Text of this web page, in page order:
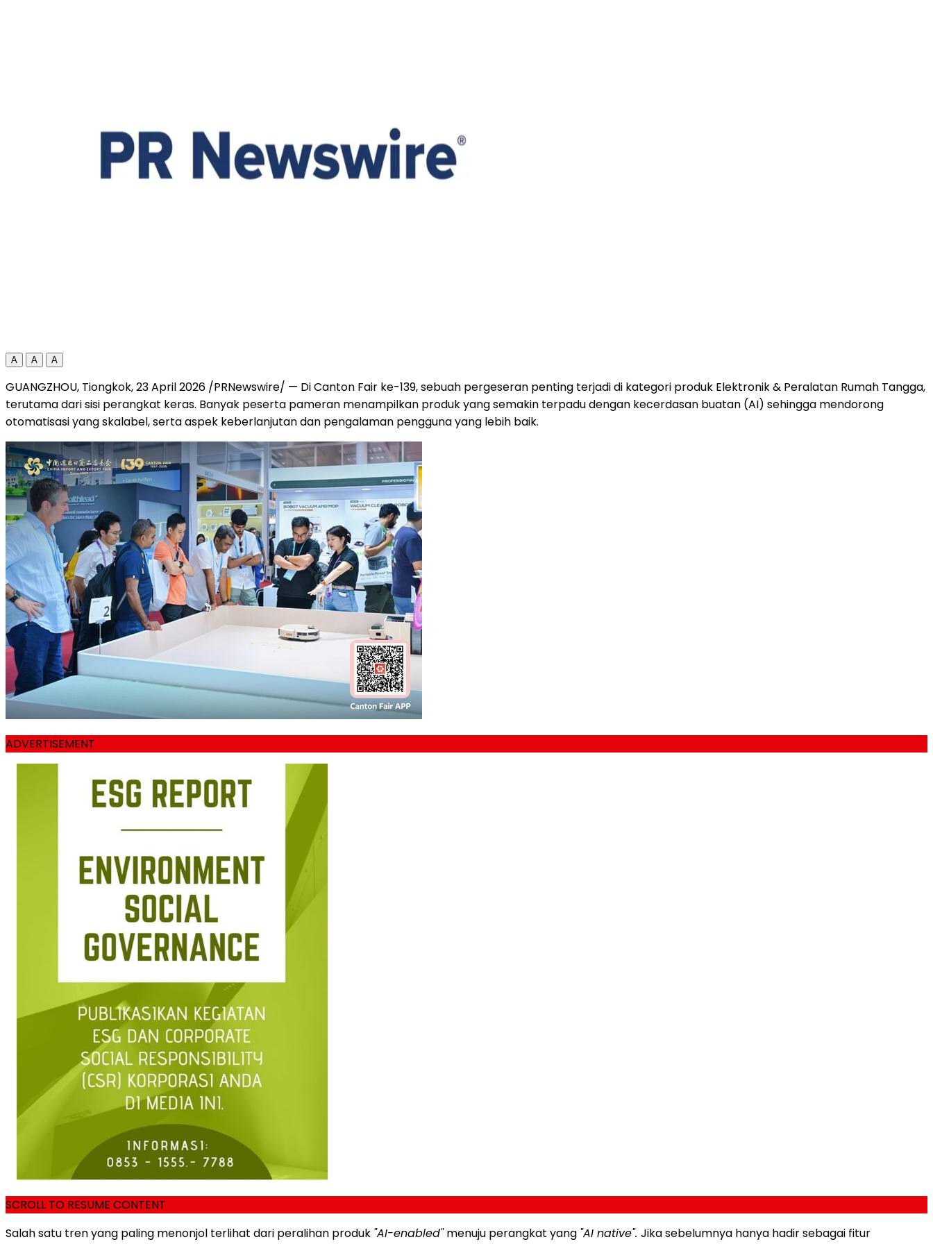
A A A
GUANGZHOU, Tiongkok, 23 April 2026 /PRNewswire/ — Di Canton Fair ke-139, sebuah pergeseran penting terjadi di kategori produk Elektronik & Peralatan Rumah Tangga,
terutama dari sisi perangkat keras. Banyak peserta pameran menampilkan produk yang semakin terpadu dengan kecerdasan buatan (AI) sehingga mendorong
otomatisasi yang skalabel, serta aspek keberlanjutan dan pengalaman pengguna yang lebih baik.
ADVERTISEMENT
SCROLL TO RESUME CONTENT
Salah satu tren yang paling menonjol terlihat dari peralihan produk "AI-enabled"menuju perangkat yang "AI native". Jika sebelumnya hanya hadir sebagai fitur